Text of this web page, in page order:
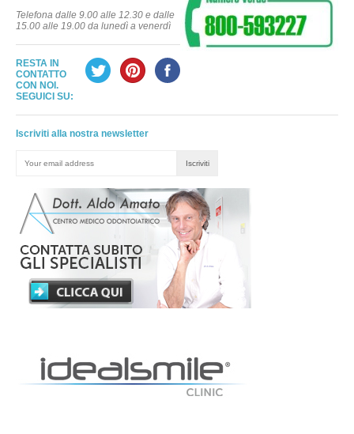
Telefona dalle 9.00 alle 12.30 e dalle
15.00 alle 19.00 da lunedì a venerdì
RESTA IN
CONTATTO
CON NOI.
SEGUICI SU:
Iscriviti alla nostra newsletter